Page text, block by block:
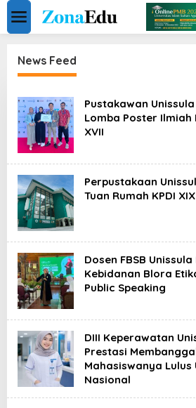
Skip
content
News Feed
Pustakawan
Lomba Poster Ilmiah
XVII
Perpustakaan
Tuan Rumah KPDI
Dosen FBSB
Kebidanan Blora
Public Speaking
DIII Keperawatan
Prestasi
Mahasiswanya Lulus
Nasional